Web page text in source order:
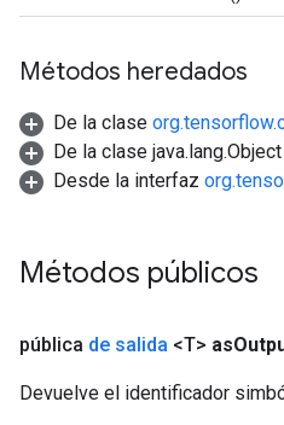
Métodos heredados
De la clase
De la clase java.lang.Object
Desde la interfaz
Métodos públicos
pública de salida <T> as
Devuelve el identificador